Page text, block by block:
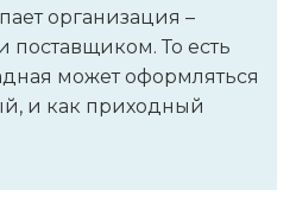
организация –
поставщиком. То есть
может оформляться
и как приходный